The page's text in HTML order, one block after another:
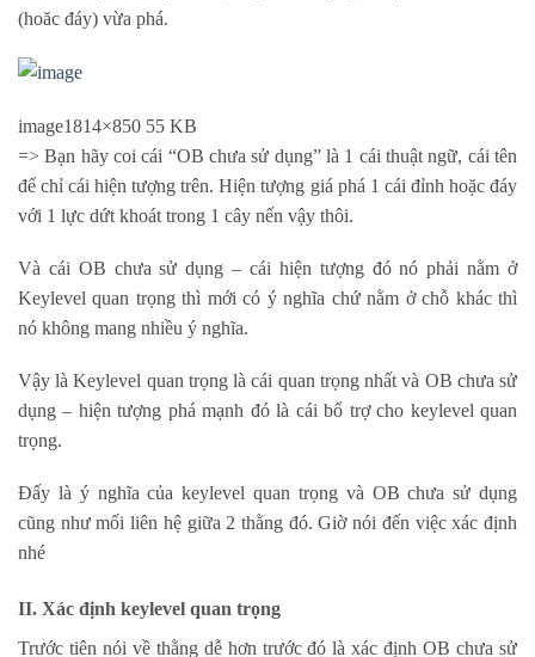
(hoăc đáy) vừa phá.
image1814×850 55 KB
=> Bạn hãy coi cái “OB chưa sử dụng” là 1 cái thuật ngữ, cái tên
để chỉ cái hiện tượng trên. Hiện tượng giá phá 1 cái đỉnh hoặc đáy
với 1 lực dứt khoát trong 1 cây nến vậy thôi.
Và cái OB chưa sử dụng – cái hiện tượng đó nó phải nằm ở
Keylevel quan trọng thì mới có ý nghĩa chứ nằm ở chỗ khác thì
nó không mang nhiều ý nghĩa.
Vậy là Keylevel quan trọng là cái quan trọng nhất và OB chưa sử
dụng – hiện tượng phá mạnh đó là cái bổ trợ cho keylevel quan
trọng.
Đấy là ý nghĩa của keylevel quan trọng và OB chưa sử dụng
cũng như mối liên hệ giữa 2 thằng đó. Giờ nói đến việc xác định
nhé
II. Xác định keylevel quan trọng
Trước tiên nói về thằng dễ hơn trước đó là xác định OB chưa sử